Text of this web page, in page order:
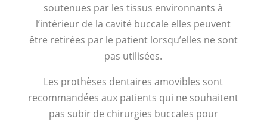
soutenues par les tissus environnants à
l’intérieur de la cavité buccale elles peuvent
être retirées par le patient lorsqu’elles ne sont
pas utilisées.
Les prothèses dentaires amovibles sont
recommandées aux patients qui ne souhaitent
pas subir de chirurgies buccales pour